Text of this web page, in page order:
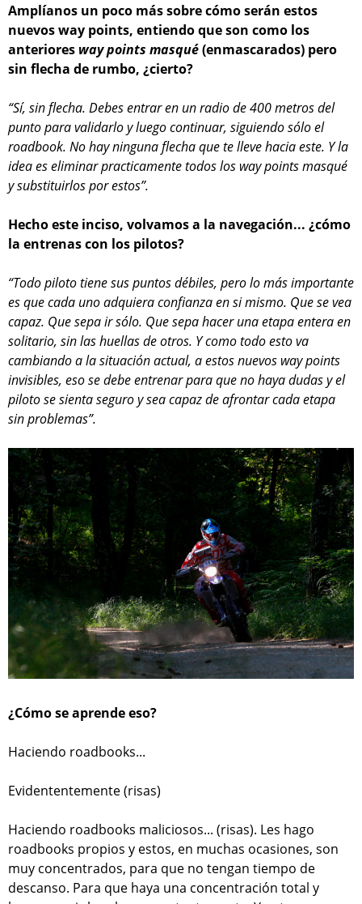
Amplíanos un poco más sobre cómo serán estos
nuevos way points, entiendo que son como los
anteriores way points masqué(enmascarados) pero
sin flecha de rumbo, ¿cierto?
“Sí, sin flecha. Debes entrar en un radio de 400 metros del
punto para validarlo y luego continuar, siguiendo sólo el
roadbook. No hay ninguna flecha que te lleve hacia este. Y la
idea es eliminar practicamente todos los way points masqué
y substituirlos por estos”.
Hecho este inciso, volvamos a la navegación... ¿cómo
la entrenas con los pilotos?
“Todo piloto tiene sus puntos débiles, pero lo más importante
es que cada uno adquiera confianza en si mismo. Que se vea
capaz. Que sepa ir sólo. Que sepa hacer una etapa entera en
solitario, sin las huellas de otros. Y como todo esto va
cambiando a la situación actual, a estos nuevos way points
invisibles, eso se debe entrenar para que no haya dudas y el
piloto se sienta seguro y sea capaz de afrontar cada etapa
sin problemas”.
¿Cómo se aprende eso?
Haciendo roadbooks...
Evidententemente (risas)
Haciendo roadbooks maliciosos... (risas). Les hago
roadbooks propios y estos, en muchas ocasiones, son
muy concentrados, para que no tengan tiempo de
descanso. Para que haya una concentración total y